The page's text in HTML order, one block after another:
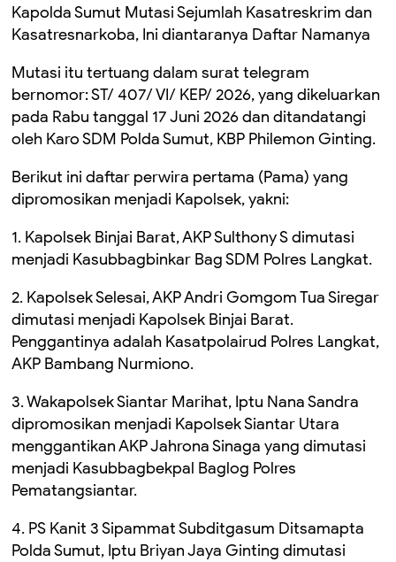
Kapolda Sumut Mutasi Sejumlah Kasatreskrim dan
Kasatresnarkoba, Ini diantaranya Daftar Namanya
Mutasi itu tertuang dalam surat telegram
bernomor: ST/ 407/ VI/ KEP/ 2026, yang dikeluarkan
pada Rabu tanggal 17 Juni 2026 dan ditandatangi
oleh Karo SDM Polda Sumut, KBP Philemon Ginting.
Berikut ini daftar perwira pertama (Pama) yang
dipromosikan menjadi Kapolsek, yakni:
1. Kapolsek Binjai Barat, AKP Sulthony S dimutasi
menjadi Kasubbagbinkar Bag SDM Polres Langkat.
2. Kapolsek Selesai, AKP Andri Gomgom Tua Siregar
dimutasi menjadi Kapolsek Binjai Barat.
Penggantinya adalah Kasatpolairud Polres Langkat,
AKP Bambang Nurmiono.
3. Wakapolsek Siantar Marihat, Iptu Nana Sandra
dipromosikan menjadi Kapolsek Siantar Utara
menggantikan AKP Jahrona Sinaga yang dimutasi
menjadi Kasubbagbekpal Baglog Polres
Pematangsiantar.
4. PS Kanit 3 Sipammat Subditgasum Ditsamapta
Polda Sumut, Iptu Briyan Jaya Ginting dimutasi